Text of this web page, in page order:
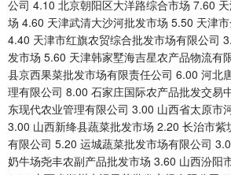
公司 4.10 北京朝阳区大洋路综合市场 7.60
场 4.60 天津武清大沙河批发市场 5.50 天津
4.40 天津市红旗农贸综合批发市场有限公司
发市场 5.60 天津韩家墅海吉星农产品物流有
县京西果菜批发市场有限责任公司 6.00 河北
理有限公司 8.00 石家庄国际农产品批发交易
东现代农业管理有限公司 3.00 山西省太原市
3.00 山西新绛县蔬菜批发市场 2.20 长治市紫
有限公司 5.20 运城蔬菜批发市场有限公司
奶牛场尧丰农副产品批发市场 3.60 山西汾阳